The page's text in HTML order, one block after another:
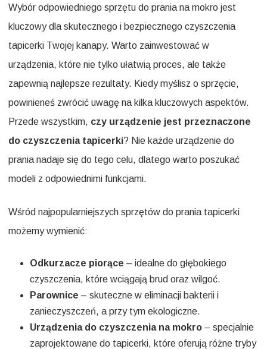
Wybór odpowiedniego sprzętu do prania na mokro jest
kluczowy dla skutecznego i bezpiecznego czyszczenia
tapicerki Twojej kanapy. Warto zainwestować w
urządzenia, które nie tylko ułatwią proces, ale także
zapewnią najlepsze rezultaty. Kiedy myślisz o sprzęcie,
powinieneś zwrócić uwagę na kilka kluczowych aspektów.
Przede wszystkim, czy urządzenie jest przeznaczone
do czyszczenia tapicerki? Nie każde urządzenie do
prania nadaje się do tego celu, dlatego warto poszukać
modeli z odpowiednimi funkcjami.
Wśród najpopularniejszych sprzętów do prania tapicerki
możemy wymienić:
Odkurzacze piorące – idealne do głębokiego
czyszczenia, które wciągają brud oraz wilgoć.
Parownice – skuteczne w eliminacji bakterii i
zanieczyszczeń, a przy tym ekologiczne.
Urządzenia do czyszczenia na mokro – specjalnie
zaprojektowane do tapicerki, które oferują różne tryby